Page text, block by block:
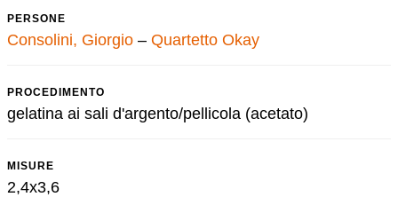
PERSONE
Consolini, Giorgio – Quartetto Okay
PROCEDIMENTO
gelatina ai sali d'argento/pellicola (acetato)
MISURE
2,4x3,6